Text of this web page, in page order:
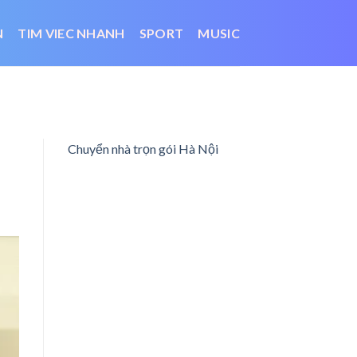
TIM VIEC NHANH SPORT MUSIC
Chuyển nhà trọn gói Hà Nội